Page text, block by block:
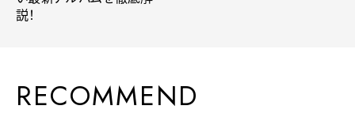
説！
RECOMMEND